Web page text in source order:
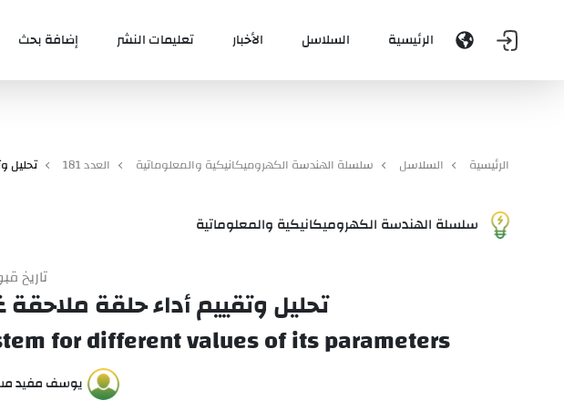
الرئيسية السلاسل الأخبار تعليمات النشر إضافة بحث
الرئيسية السلاسل سلسلة الهندسة الكهروميكانيكية والمعلوماتية العدد 181 تحليل
سلسلة الهندسة الكهروميكانيكية والمعلوماتية
تاريخ قبول
تحليل وتقييم أداء حلقة
for different values of its parameters
يوسف مفيد